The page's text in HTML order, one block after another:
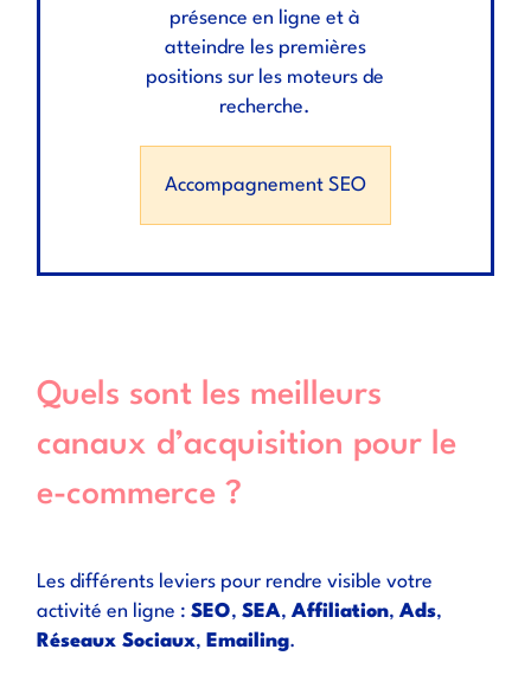
présence en ligne et à
atteindre les premières
positions sur les moteurs de
recherche.
Accompagnement SEO
Quels sont les meilleurs
canaux d’acquisition pour le
e-commerce ?
Les différents leviers pour rendre visible votre
activité en ligne :SEO,SEA,Affiliation,Ads,
Réseaux Sociaux, Emailing.